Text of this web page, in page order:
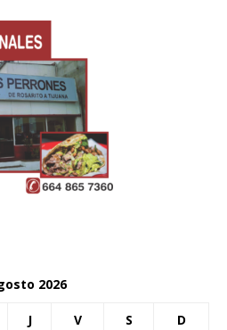
2026
J V S D